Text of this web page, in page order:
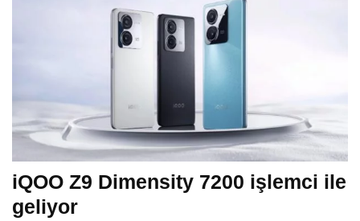
iQOO Z9 Dimensity 7200 işlemci ile
geliyor